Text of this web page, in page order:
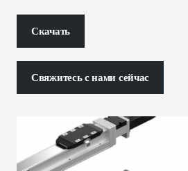
Скачать
Свяжитесь с нами сейчас